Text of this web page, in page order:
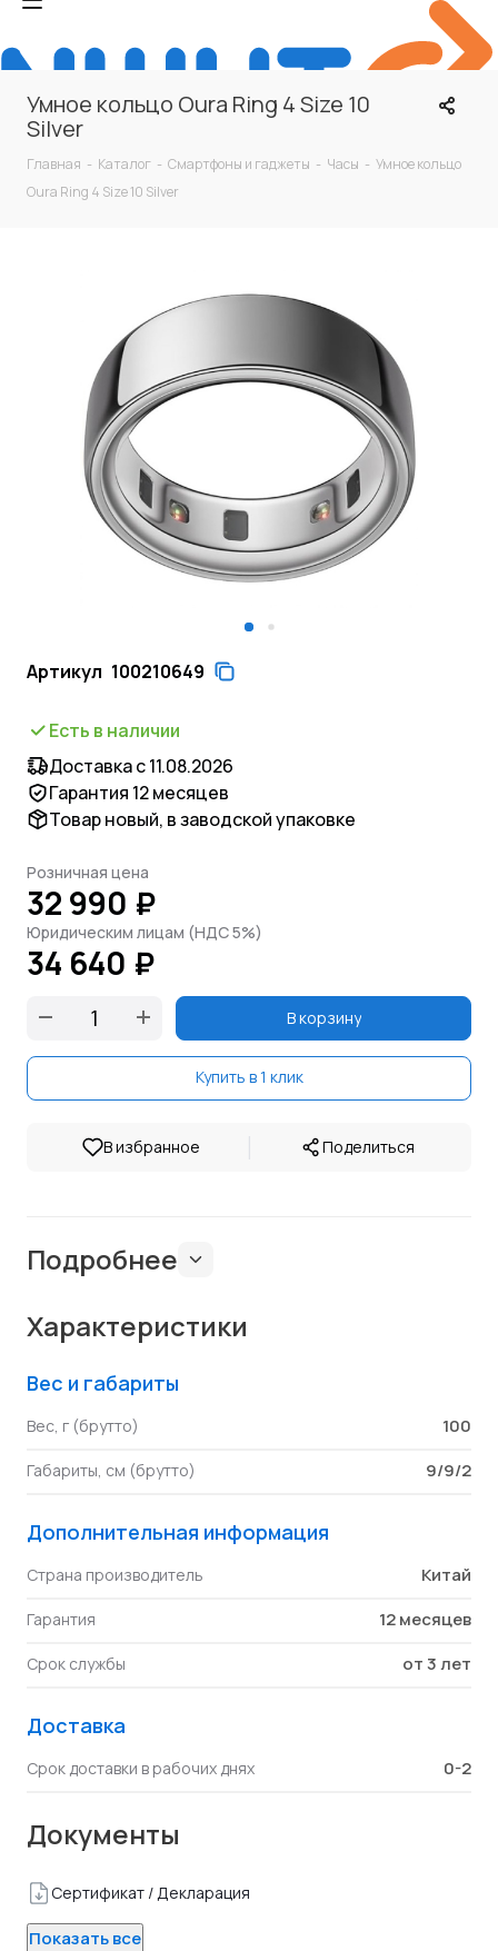
Умное кольцо Oura Ring 4 Size 10
Silver
Главная - Каталог - Смартфоны и гаджеты - Часы - Умное кольцо
Oura Ring 4 Size 10 Silver
Артикул 100210649
Есть в наличии
Доставка с 11.08.2026
Гарантия 12 месяцев
Товар новый, в заводской упаковке
Розничная цена
32 990 ₽
Юридическим лицам (НДС 5%)
34 640 ₽
В корзину
Купить в 1 клик
В избранное | Поделиться
Подробнее
Характеристики
Вес и габариты
Вес, г (брутто) 100
Габариты, см (брутто) 9/9/2
Дополнительная информация
Страна производитель Китай
Гарантия 12 месяцев
Срок службы от 3 лет
Доставка
Срок доставки в рабочих днях 0-2
Документы
Сертификат / Декларация
Показать все